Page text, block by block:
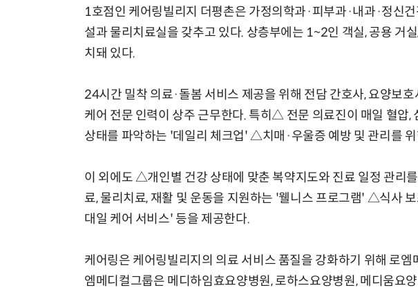
1호점인 케어링빌리지 더평촌은 가정의학과·피부과·내과·정신
설과 물리치료실을 갖추고 있다. 상층부에는 1~2인 객실, 공용 거
치돼 있다.
24시간 밀착 의료·돌봄 서비스 제공을 위해 전담 간호사, 요양보
케어 전문 인력이 상주 근무한다. 특히△ 전문 의료진이 매일 혈압,
상태를 파악하는 '데일리 체크업' △치매·우울증 예방 및 관리를
이 외에도 △개인별 건강 상태에 맞춘 복약지도와 진료 일정 관리
료, 물리치료, 재활 및 운동을 지원하는 '웰니스 프로그램' △식사
대일 케어 서비스' 등을 제공한다.
케어링은 케어링빌리지의 의료 서비스 품질을 강화하기 위해 로
엠메디컬그룹은 메디하임효요양병원, 로하스요양병원, 메디움요